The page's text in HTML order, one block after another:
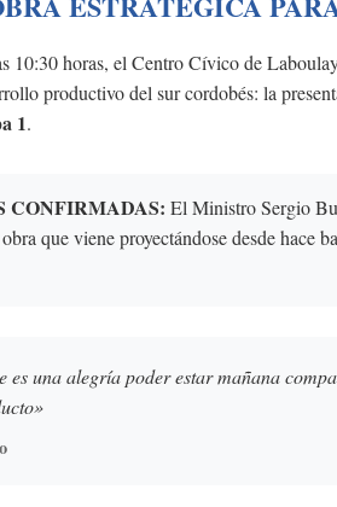
10:30 horas, el Centro Cívico de
productivo del sur cordobés: la
1.
CONFIRMADAS: El Ministro Sergio
que viene proyectándose desde hace
es una alegría poder estar mañana